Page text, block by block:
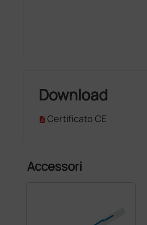
Download
Certificato CE
Accessori